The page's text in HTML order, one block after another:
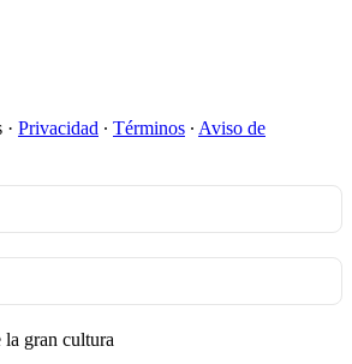
· Privacidad ∙ Términos ∙ Aviso de
la gran cultura